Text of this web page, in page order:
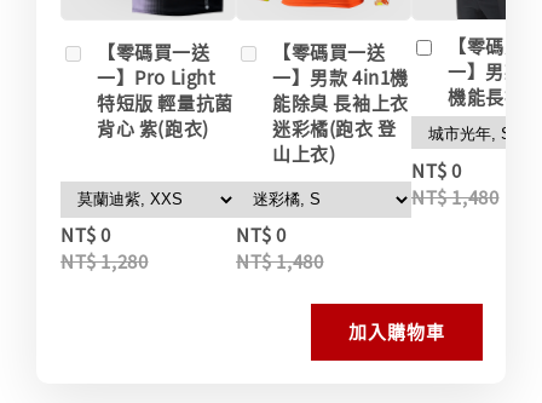
【零碼買一送
一】Pro Light
特短版 輕量抗菌
背心 紫(跑衣)
NT$ 0
NT$ 1,280
【零碼買一送
一】男款 4in1機
能除臭 長袖上衣
迷彩橘(跑衣 登
山上衣)
NT$ 0
NT$ 1,480
【零碼買
一】男款
機能長袖
NT$ 0
NT$ 1,480
加入購物車